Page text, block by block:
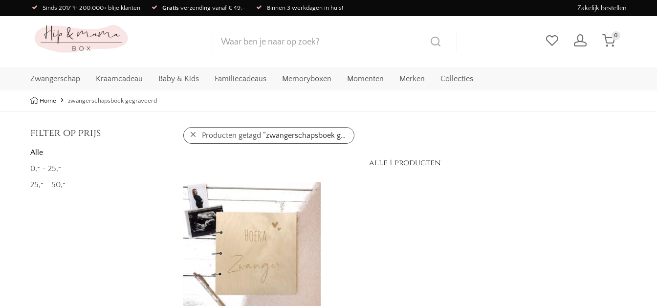
Sinds 2017 ✨ 200.000+ blije klanten Gratis verzending vanaf € 49,- Binnen 3 werkdagen in huis! Zakelijk bestellen
0
Zwangerschap Kraamcadeau Baby & Kids Familiecadeaus Memoryboxen Momenten Merken Collecties
Home zwangerschapsboek gegraveerd
filter op prijs
Alle
0,- - 25,-
25,- - 50,-
Producten getagd “zwangerschapsboek gegraveerd”
alle 1 producten